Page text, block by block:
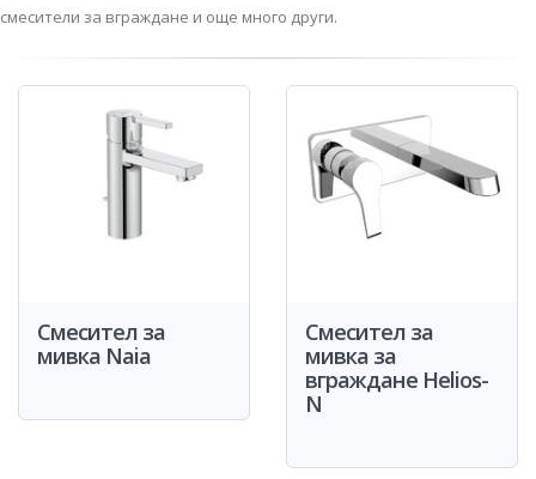
смесители за вграждане и още много други.
Смесител за
мивка Naia
Смесител за
мивка за
вграждане Helios-
N